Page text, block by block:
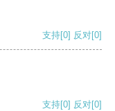
支持[0] 反对[0]
支持[0] 反对[0]